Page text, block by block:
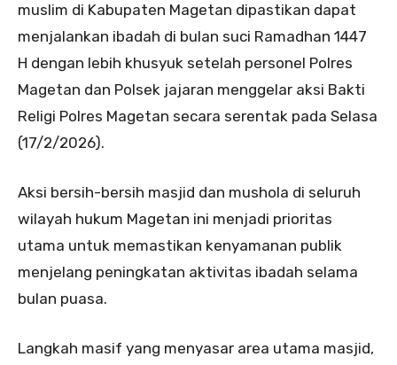
muslim di Kabupaten Magetan dipastikan dapat
menjalankan ibadah di bulan suci Ramadhan 1447
H dengan lebih khusyuk setelah personel Polres
Magetan dan Polsek jajaran menggelar aksi Bakti
Religi Polres Magetan secara serentak pada Selasa
(17/2/2026).
Aksi bersih-bersih masjid dan mushola di seluruh
wilayah hukum Magetan ini menjadi prioritas
utama untuk memastikan kenyamanan publik
menjelang peningkatan aktivitas ibadah selama
bulan puasa.
Langkah masif yang menyasar area utama masjid,